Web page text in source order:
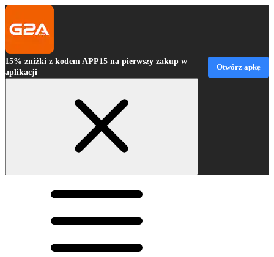
15% zniżki z kodem APP15 na pierwszy zakup w
aplikacji
Otwórz apkę